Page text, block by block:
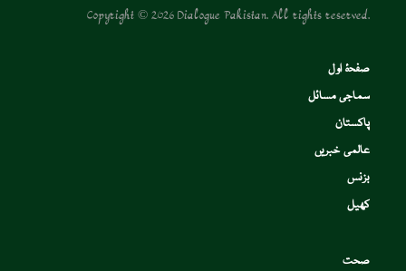
Copyright © 2026 Dialogue Pakistan. All rights reserved.
صفحۂ اول
سماجی مسائل
پاکستان
عالمی خبریں
بزنس
کھیل
صحت